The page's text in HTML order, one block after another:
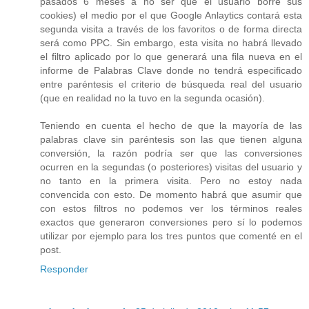
cookies) el medio por el que Google Anlaytics contará esta
segunda visita a través de los favoritos o de forma directa
será como PPC. Sin embargo, esta visita no habrá llevado
el filtro aplicado por lo que generará una fila nueva en el
informe de Palabras Clave donde no tendrá especificado
entre paréntesis el criterio de búsqueda real del usuario
(que en realidad no la tuvo en la segunda ocasión).
Teniendo en cuenta el hecho de que la mayoría de las
palabras clave sin paréntesis son las que tienen alguna
conversión, la razón podría ser que las conversiones
ocurren en la segundas (o posteriores) visitas del usuario y
no tanto en la primera visita. Pero no estoy nada
convencida con esto. De momento habrá que asumir que
con estos filtros no podemos ver los términos reales
exactos que generaron conversiones pero sí lo podemos
utilizar por ejemplo para los tres puntos que comenté en el
post.
Responder